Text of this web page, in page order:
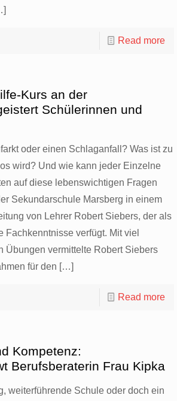
Read more
Kurs an der
Schülerinnen und
oder einen Schlaganfall? Was ist zu
wird? Und wie kann jeder Einzelne
auf diese lebenswichtigen Fragen
Sekundarschule Marsberg in einem
von Lehrer Robert Siebers, der als
verfügt. Mit viel
Übungen vermittelte Robert Siebers
für den […]
Read more
Kompetenz:
Berufsberaterin Frau Kipka
weiterführende Schule oder doch ein